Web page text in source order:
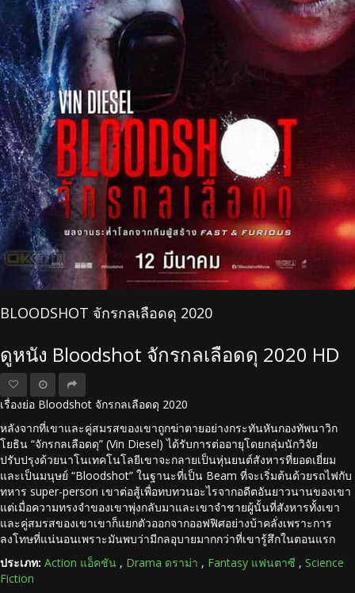
BLOODSHOT จักรกลเลือดดุ 2020
ดูหนัง Bloodshot จักรกลเลือดดุ 2020 HD
เรื่องย่อ Bloodshot จักรกลเลือดดุ 2020
หลังจากที่เขาและคู่สมรสของเขาถูกฆ่าตายอย่างกระทันหันกองทัพนาวิก
โยธิน “จักรกลเลือดดุ” (Vin Diesel) ได้รับการต่ออายุโดยกลุ่มนักวิจัย
ปรับปรุงด้วยนาโนเทคโนโลยีเขาจะกลายเป็นหุ่นยนต์สังหารที่ยอดเยี่ยม
และเป็นมนุษย์ “Bloodshot” ในฐานะที่เป็น Beam ที่จะเริ่มต้นด้วยรถไฟกับ
ทหาร super-person เขาต่อสู้เพื่อทบทวนอะไรจากอดีตอันยาวนานของเขา
แต่เมื่อความทรงจำของเขาพุ่งกลับมาและเขาจำชายผู้นั้นที่สังหารทั้งเขา
และคู่สมรสของเขาเขาก็แยกตัวออกจากออฟฟิศอย่างบ้าคลั่งเพราะการ
ลงโทษที่แน่นอนเพราะมันพบว่ามีกลอุบายมากกว่าที่เขารู้สึกในตอนแรก
ประเภท: Action แอ็คชัน , Drama ดราม่า , Fantasy แฟนตาซี , Science
Fiction